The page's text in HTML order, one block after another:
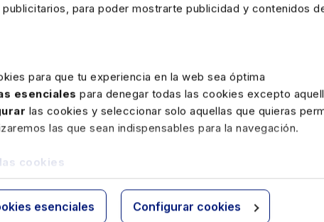
para poder mostrarte publicidad y contenidos
para que tu experiencia en la web sea óptima
esenciales para denegar todas las cookies excepto
las cookies y seleccionar solo aquellas que quieras
las que sean indispensables para la navegación.
cookies
esenciales Configurar cookies